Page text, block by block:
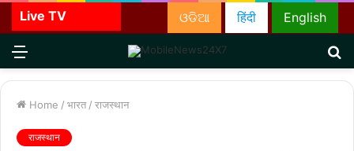
Live TV English
हिंदी
ଓଡିଆ
Menu
Home / भारत / राजस्थान
राजस्थान